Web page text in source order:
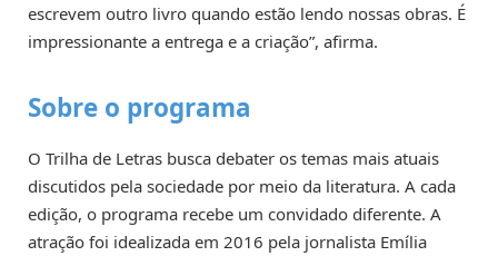
escrevem outro livro quando estão lendo nossas obras. É
impressionante a entrega e a criação”, afirma.
Sobre o programa
O Trilha de Letras busca debater os temas mais atuais
discutidos pela sociedade por meio da literatura. A cada
edição, o programa recebe um convidado diferente. A
atração foi idealizada em 2016 pela jornalista Emília